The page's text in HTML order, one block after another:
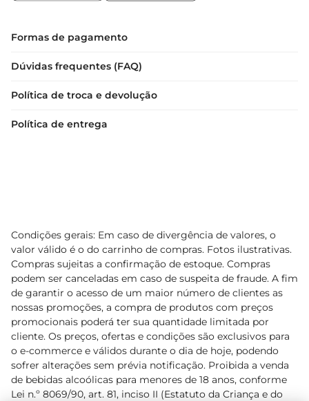
Formas de pagamento
Dúvidas frequentes (FAQ)
Política de troca e devolução
Política de entrega
Condições gerais: Em caso de divergência de valores, o
valor válido é o do carrinho de compras. Fotos ilustrativas.
Compras sujeitas a confirmação de estoque. Compras
podem ser canceladas em caso de suspeita de fraude. A fim
de garantir o acesso de um maior número de clientes as
nossas promoções, a compra de produtos com preços
promocionais poderá ter sua quantidade limitada por
cliente. Os preços, ofertas e condições são exclusivos para
o e-commerce e válidos durante o dia de hoje, podendo
sofrer alterações sem prévia notificação. Proibida a venda
de bebidas alcoólicas para menores de 18 anos, conforme
Lei n.º 8069/90, art. 81, inciso II (Estatuto da Criança e do